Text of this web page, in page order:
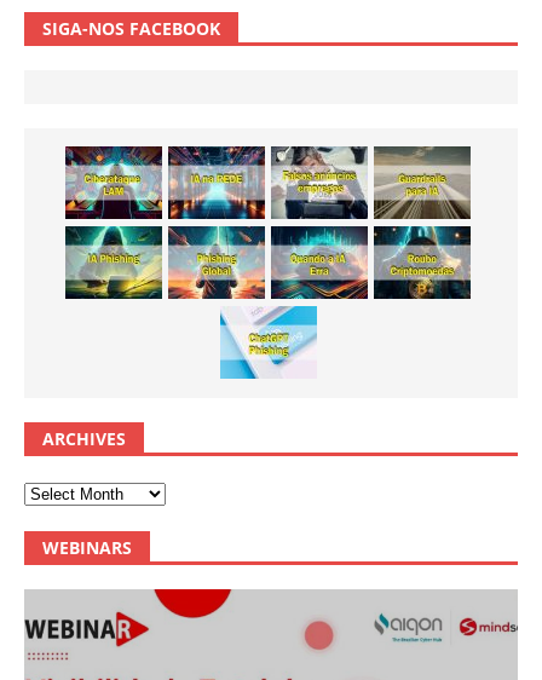
SIGA-NOS FACEBOOK
ARCHIVES
WEBINARS